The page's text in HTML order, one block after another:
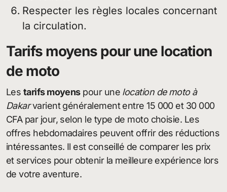
Respecter les règles locales concernant
la circulation.
Tarifs moyens pour une location
de moto
Les tarifs moyenspour une location de moto à
Dakarvarient généralement entre 15 000 et 30 000
CFA par jour, selon le type de moto choisie. Les
offres hebdomadaires peuvent offrir des réductions
intéressantes. Il est conseillé de comparer les prix
et services pour obtenir la meilleure expérience lors
de votre aventure.